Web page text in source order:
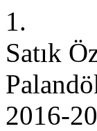
1.
Satık
2016-